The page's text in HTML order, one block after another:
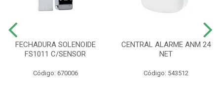
FECHADURA SOLENOIDE
FS1011 C/SENSOR
Código: 670006
CENTRAL ALARME ANM 24
NET
Código: 543512